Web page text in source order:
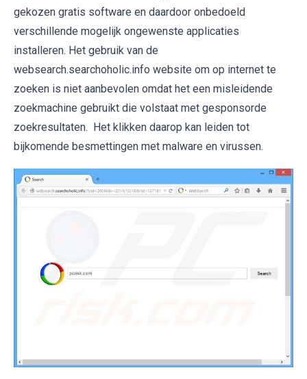
gekozen gratis software en daardoor onbedoeld
verschillende mogelijk ongewenste applicaties
installeren. Het gebruik van de
websearch.searchoholic.info website om op internet te
zoeken is niet aanbevolen omdat het een misleidende
zoekmachine gebruikt die volstaat met gesponsorde
zoekresultaten. Het klikken daarop kan leiden tot
bijkomende besmettingen met malware en virussen.